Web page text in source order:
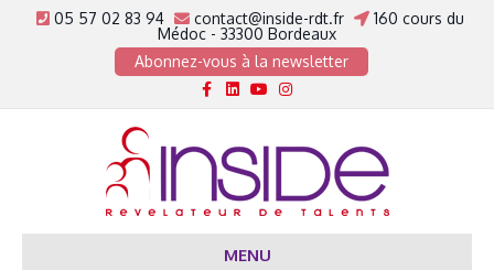
05 57 02 83 94 contact@inside-rdt.fr
160 cours du
Médoc - 33300 Bordeaux
Abonnez-vous à la newsletter
Facebook
LinkedinYoutube
Instagram
MENU